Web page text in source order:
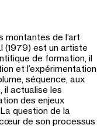
montantes de l’art
(1979) est un artiste
de formation, il
et l’expérimentation
séquence, aux
il actualise les
des enjeux
question de la
de son processus